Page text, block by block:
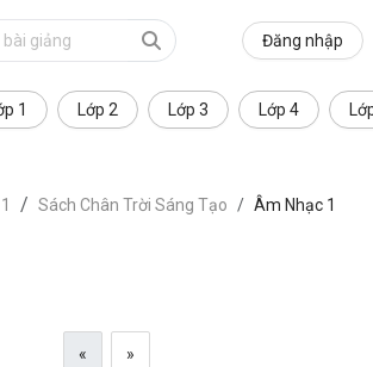
Đăng nhập
1 Lớp 2 Lớp 3 Lớp 4
Sách Chân Trời Sáng Tạo Âm Nhạc 1
« »